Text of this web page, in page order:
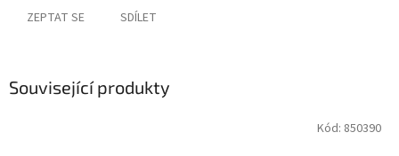
ZEPTAT SE SDÍLET
Související produkty
Kód: 850390